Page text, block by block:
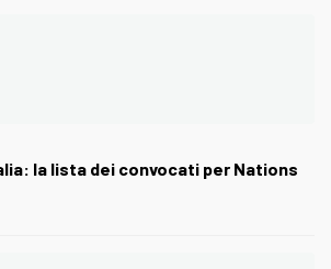
la lista dei convocati per Nations